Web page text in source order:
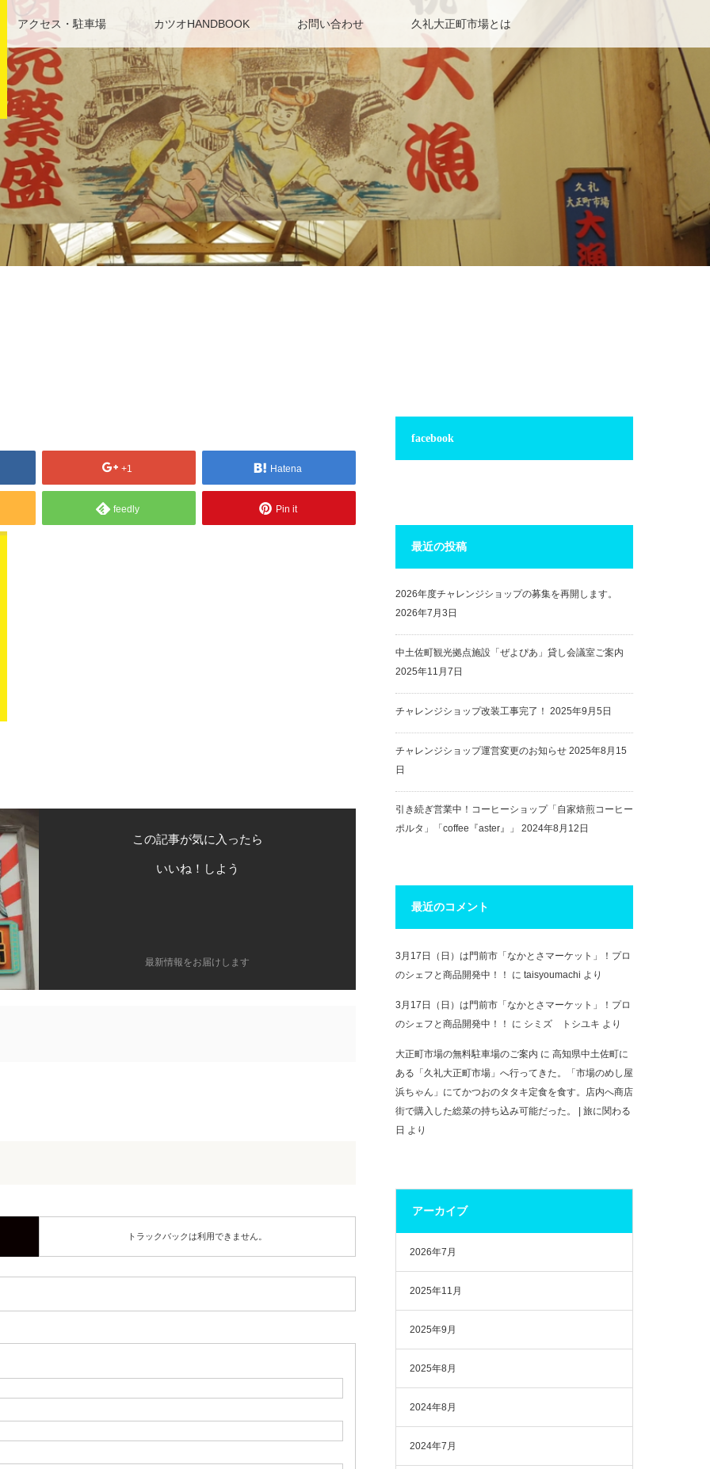
アクセス・駐車場 カツオHANDBOOK お問い合わせ 久礼大正町市場とは
+1 Hatena
feedly Pin it
この記事が気に入ったら
いいね！しよう
最新情報をお届けします
トラックバックは利用できません。
facebook
最近の投稿
2026年度チャレンジショップの募集を再開します。
2026年7月3日
中土佐町観光拠点施設「ぜよぴあ」貸し会議室ご案内
2025年11月7日
チャレンジショップ改装工事完了！ 2025年9月5日
チャレンジショップ運営変更のお知らせ 2025年8月15
日
引き続ぎ営業中！コーヒーショップ「自家焙煎コーヒー
ポルタ」「coffee『aster』」
2024年8月12日
最近のコメント
3月17日（日）は門前市「なかとさマーケット」！プロ
のシェフと商品開発中！！
に taisyoumachi より
3月17日（日）は門前市「なかとさマーケット」！プロ
のシェフと商品開発中！！
に シミズ トシユキ より
大正町市場の無料駐車場のご案内 に 高知県中土佐町に
ある「久礼大正町市場」へ行ってきた。「市場のめし屋
浜ちゃん」にてかつおのタタキ定食を食す。店内へ商店
街で購入した総菜の持ち込み可能だった。 | 旅に関わる
日 より
アーカイブ
2026年7月
2025年11月
2025年9月
2025年8月
2024年8月
2024年7月